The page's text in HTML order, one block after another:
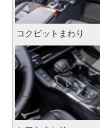
コクピットまわり